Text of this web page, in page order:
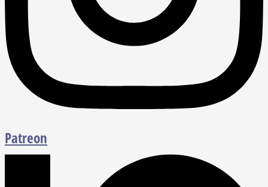
Patreon